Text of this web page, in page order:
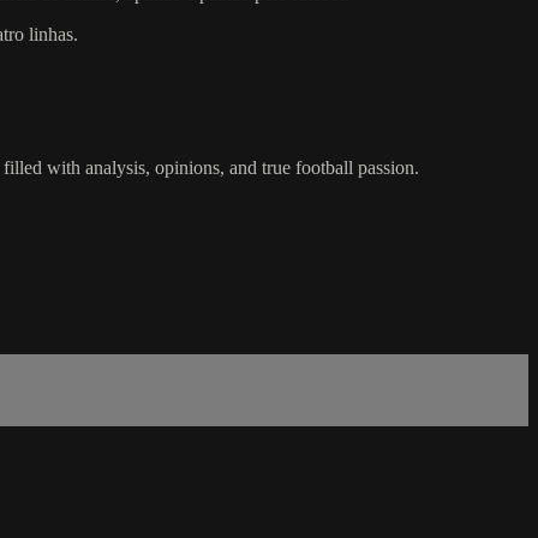
linhas.
with analysis, opinions, and true football passion.